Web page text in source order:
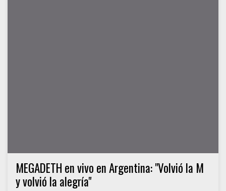
MEGADETH en vivo en Argentina: "Volvió la M
y volvió la alegría"